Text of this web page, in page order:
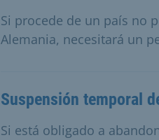
Si procede de un país no
Alemania, necesitará un
Suspensión temporal
Si está obligado a